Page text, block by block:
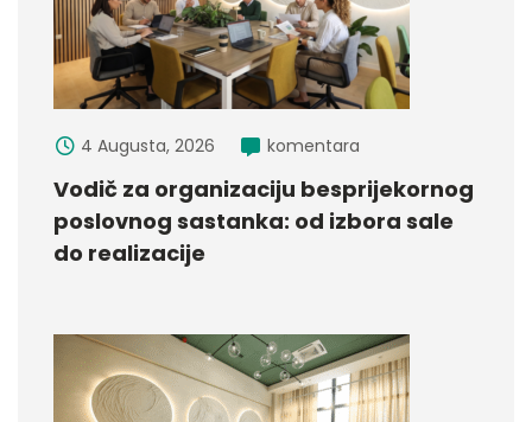
4 Augusta, 2026 komentara
Vodič za organizaciju besprijekornog
poslovnog sastanka: od izbora sale
do realizacije